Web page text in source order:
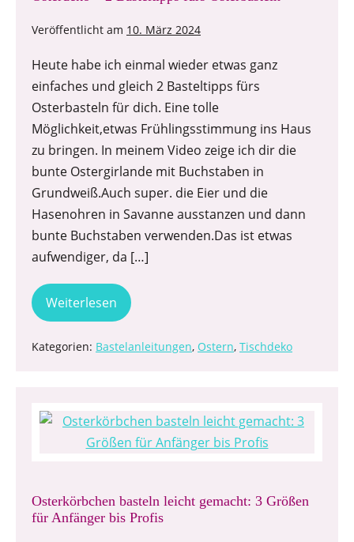
Veröffentlicht am 10. März 2024
Heute habe ich einmal wieder etwas ganz
einfaches und gleich 2 Basteltipps fürs
Osterbasteln für dich. Eine tolle
Möglichkeit,etwas Frühlingsstimmung ins Haus
zu bringen. In meinem Video zeige ich dir die
bunte Ostergirlande mit Buchstaben in
Grundweiß.Auch super. die Eier und die
Hasenohren in Savanne ausstanzen und dann
bunte Buchstaben verwenden.Das ist etwas
aufwendiger, da […]
Weiterlesen
Kategorien: Bastelanleitungen, Ostern, Tischdeko
Osterkörbchen basteln leicht gemacht: 3 Größen
für Anfänger bis Profis